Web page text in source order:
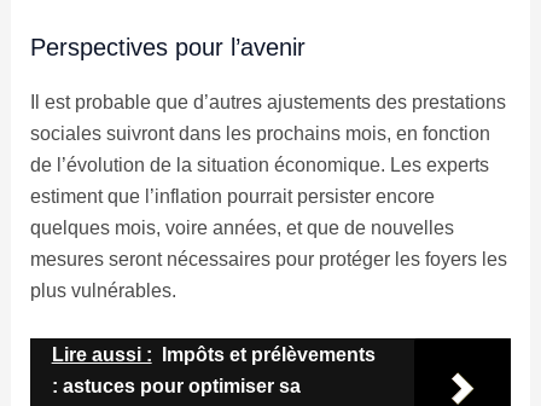
Perspectives pour l’avenir
Il est probable que d’autres ajustements des prestations
sociales suivront dans les prochains mois, en fonction
de l’évolution de la situation économique. Les experts
estiment que l’inflation pourrait persister encore
quelques mois, voire années, et que de nouvelles
mesures seront nécessaires pour protéger les foyers les
plus vulnérables.
Lire aussi :
Impôts et prélèvements
: astuces pour optimiser sa